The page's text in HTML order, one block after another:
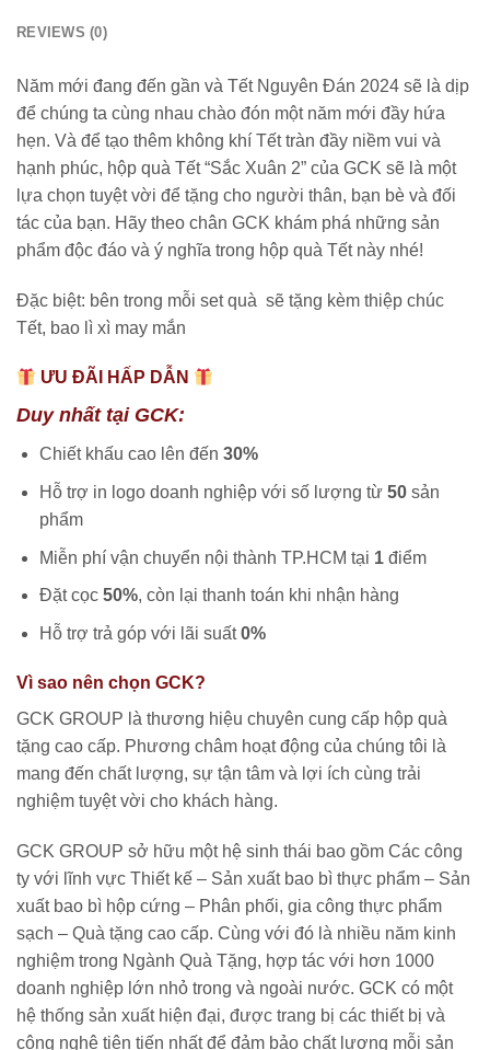
REVIEWS (0)
Năm mới đang đến gần và Tết Nguyên Đán 2024 sẽ là dịp
để chúng ta cùng nhau chào đón một năm mới đầy hứa
hẹn. Và để tạo thêm không khí Tết tràn đầy niềm vui và
hạnh phúc, hộp quà Tết “Sắc Xuân 2” của GCK sẽ là một
lựa chọn tuyệt vời để tặng cho người thân, bạn bè và đối
tác của bạn. Hãy theo chân GCK khám phá những sản
phẩm độc đáo và ý nghĩa trong hộp quà Tết này nhé!
Đặc biệt: bên trong mỗi set quà sẽ tặng kèm thiệp chúc
Tết, bao lì xì may mắn
ƯU ĐÃI HẤP DẪN
Duy nhất tại GCK:
Chiết khấu cao lên đến 30%
Hỗ trợ in logo doanh nghiệp với số lượng từ 50sản
phẩm
Miễn phí vận chuyển nội thành TP.HCM tại 1điểm
Đặt cọc 50%, còn lại thanh toán khi nhận hàng
Hỗ trợ trả góp với lãi suất0%
Vì sao nên chọn GCK?
GCK GROUP là thương hiệu chuyên cung cấp hộp quà
tặng cao cấp. Phương châm hoạt động của chúng tôi là
mang đến chất lượng, sự tận tâm và lợi ích cùng trải
nghiệm tuyệt vời cho khách hàng.
GCK GROUP sở hữu một hệ sinh thái bao gồm Các công
ty với lĩnh vực Thiết kế – Sản xuất bao bì thực phẩm – Sản
xuất bao bì hộp cứng – Phân phối, gia công thực phẩm
sạch – Quà tặng cao cấp. Cùng với đó là nhiều năm kinh
nghiệm trong Ngành Quà Tặng, hợp tác với hơn 1000
doanh nghiệp lớn nhỏ trong và ngoài nước. GCK có một
hệ thống sản xuất hiện đại, được trang bị các thiết bị và
công nghệ tiên tiến nhất để đảm bảo chất lượng mỗi sản